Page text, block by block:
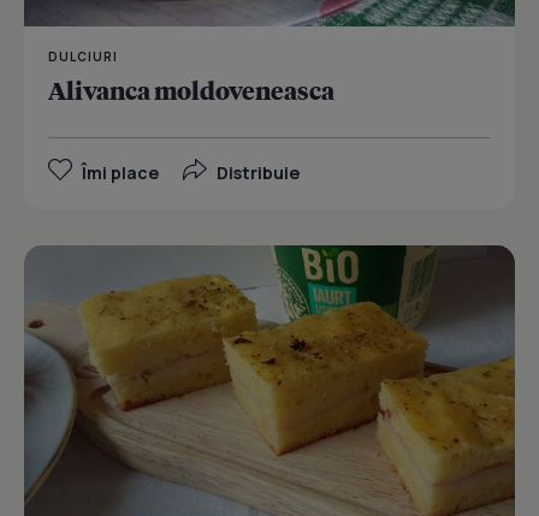
DULCIURI
Alivanca moldoveneasca
Îmi place Distribuie